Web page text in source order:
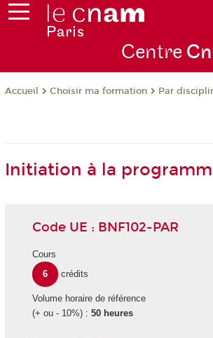
Centre
Accueil Choisir ma formation Par
Initiation à la
Code UE : BNF102-PAR
Cours
6
crédits
Volume horaire de référence
(+ ou - 10%) : 50 heures